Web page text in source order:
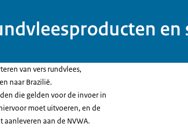
en
van vers rundvlees,
naar Brazilië.
die gelden voor de invoer in
moet uitvoeren, en de
aan de NVWA.